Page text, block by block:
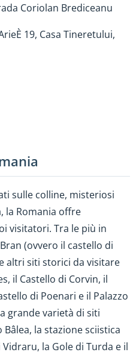
Coriolan Brediceanu
19, Casa Tineretului,
sulle colline, misteriosi
la Romania offre
visitatori. Tra le più in
(ovvero il castello di
altri siti storici da visitare
il Castello di Corvin, il
di Poenari e il Palazzo
grande varietà di siti
la stazione sciistica
la Gole di Turda e il